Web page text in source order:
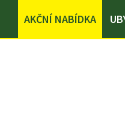
AKČNÍ NABÍDKA